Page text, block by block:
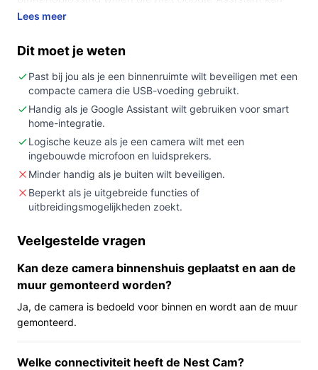
samenwerken.
In 20 seconden beslissen
Kopen als: je een vaste, aan-de-muur
gemonteerde binnencamera wilt met 1080p-
resolutie, Google Assistant-ondersteuning,
geïntegreerde microfoon en speakers.
Niet kopen als:je een buitencamera, een
batterijcamera of een systeem wilt dat eenvoudig
uitbreidbaar is (deze camera is volgens de
specificaties niet uitbreidbaar).
Belangrijkste check:controleer of de USB-
(bedraad/wifi/ Bluetooth zoals in de specificaties
genoemd) geschikt zijn voor de gekozen
montageplek.
Wat je in de praktijk merkt
In huis hang je deze camera aan de muur met de
meegeleverde beugel en aansluitmateriaal. De camera
Lees meer
Dit moet je weten
Past bij jou als je een binnenruimte wilt beveiligen met een
compacte camera die USB-voeding gebruikt.
Handig als je Google Assistant wilt gebruiken voor smart
home-integratie.
Logische keuze als je een camera wilt met een
ingebouwde microfoon en luidsprekers.
Minder handig als je buiten wilt beveiligen.
Beperkt als je uitgebreide functies of
uitbreidingsmogelijkheden zoekt.
Veelgestelde vragen
Kan deze camera binnenshuis geplaatst en aan de
muur gemonteerd worden?
Ja, de camera is bedoeld voor binnen en wordt aan de muur
gemonteerd.
Welke connectiviteit heeft de Nest Cam?